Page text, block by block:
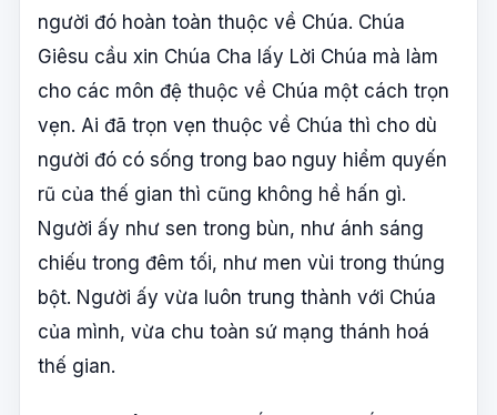
người đó hoàn toàn thuộc về Chúa. Chúa
Giêsu cầu xin Chúa Cha lấy Lời Chúa mà làm
cho các môn đệ thuộc về Chúa một cách trọn
vẹn. Ai đã trọn vẹn thuộc về Chúa thì cho dù
người đó có sống trong bao nguy hiểm quyến
rũ của thế gian thì cũng không hề hấn gì.
Người ấy như sen trong bùn, như ánh sáng
chiếu trong đêm tối, như men vùi trong thúng
bột. Người ấy vừa luôn trung thành với Chúa
của mình, vừa chu toàn sứ mạng thánh hoá
thế gian.